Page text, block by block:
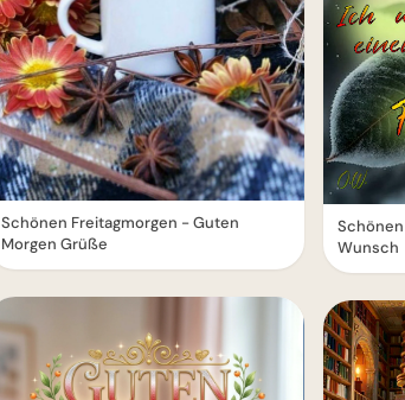
Schönen Freitagmorgen - Guten
Morgen Grüße
Wunsch